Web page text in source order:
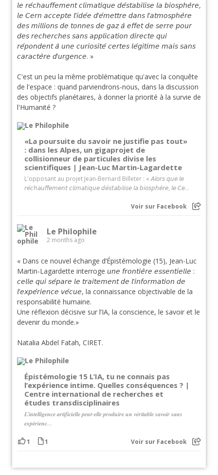
𝘭𝘦 𝘳𝘦́𝘤𝘩𝘢𝘶𝘧𝘧𝘦𝘮𝘦𝘯𝘵 𝘤𝘭𝘪𝘮𝘢𝘵𝘪𝘲𝘶𝘦 𝘥𝘦́𝘴𝘵𝘢𝘣𝘪𝘭𝘪𝘴𝘦 𝘭𝘢 𝘣𝘪𝘰𝘴𝘱𝘩𝘦̀𝘳𝘦,
𝘭𝘦 𝘊𝘦𝘳𝘯 𝘢𝘤𝘤𝘦𝘱𝘵𝘦 𝘭’𝘪𝘥𝘦́𝘦 𝘥’𝘦́𝘮𝘦𝘵𝘵𝘳𝘦 𝘥𝘢𝘯𝘴 𝘭’𝘢𝘵𝘮𝘰𝘴𝘱𝘩𝘦̀𝘳𝘦
𝘥𝘦𝘴 𝘮𝘪𝘭𝘭𝘪𝘰𝘯𝘴 𝘥𝘦 𝘵𝘰𝘯𝘯𝘦𝘴 𝘥𝘦 𝘨𝘢𝘻 𝘢̀ 𝘦𝘧𝘧𝘦𝘵 𝘥𝘦 𝘴𝘦𝘳𝘳𝘦 𝘱𝘰𝘶𝘳
𝘥𝘦𝘴 𝘳𝘦𝘤𝘩𝘦𝘳𝘤𝘩𝘦𝘴 𝘴𝘢𝘯𝘴 𝘢𝘱𝘱𝘭𝘪𝘤𝘢𝘵𝘪𝘰𝘯 𝘥𝘪𝘳𝘦𝘤𝘵𝘦 𝘲𝘶𝘪
𝘳𝘦́𝘱𝘰𝘯𝘥𝘦𝘯𝘵 𝘢̀ 𝘶𝘯𝘦 𝘤𝘶𝘳𝘪𝘰𝘴𝘪𝘵𝘦́ 𝘤𝘦𝘳𝘵𝘦𝘴 𝘭𝘦́𝘨𝘪𝘵𝘪𝘮𝘦 𝘮𝘢𝘪𝘴 𝘴𝘢𝘯𝘴
𝘤𝘢𝘳𝘢𝘤𝘵𝘦̀𝘳𝘦 𝘥’𝘶𝘳𝘨𝘦𝘯𝘤𝘦. »
C'est un peu la même problématique qu'avec la conquête
de l'espace : quand parviendrons-nous, dans la discussion
des objectifs planétaires, à donner la priorité à la survie de
l'Humanité ?
«La poursuite du savoir ne justifie pas tout»
: dans les Alpes, un gigaprojet de
collisionneur de particules divise les
scientifiques | Jean-Luc Martin-Lagardette
L'opposant au projet Jean-Bernard Billeter : « 𝘈𝘭𝘰𝘳𝘴 𝘲𝘶𝘦 𝘭𝘦
𝘳𝘦́𝘤𝘩𝘢𝘶𝘧𝘧𝘦𝘮𝘦𝘯𝘵 𝘤𝘭𝘪𝘮𝘢𝘵𝘪𝘲𝘶𝘦 𝘥𝘦́𝘴𝘵𝘢𝘣𝘪𝘭𝘪𝘴𝘦 𝘭𝘢 𝘣𝘪𝘰𝘴𝘱𝘩𝘦̀𝘳𝘦, 𝘭𝘦 𝘊𝘦...
Voir sur Facebook
Le Philophile
2 months ago
« Dans ce nouvel échange d’Épistémologie (15), Jean-Luc
Martin-Lagardette interroge 𝘶𝘯𝘦 𝘧𝘳𝘰𝘯𝘵𝘪𝘦̀𝘳𝘦 𝘦𝘴𝘴𝘦𝘯𝘵𝘪𝘦𝘭𝘭𝘦 :
𝘤𝘦𝘭𝘭𝘦 𝘲𝘶𝘪 𝘴𝘦́𝘱𝘢𝘳𝘦 𝘭𝘦 𝘵𝘳𝘢𝘪𝘵𝘦𝘮𝘦𝘯𝘵 𝘥𝘦 𝘭’𝘪𝘯𝘧𝘰𝘳𝘮𝘢𝘵𝘪𝘰𝘯 𝘥𝘦
𝘭’𝘦𝘹𝘱𝘦́𝘳𝘪𝘦𝘯𝘤𝘦 𝘷𝘦́𝘤𝘶𝘦, la connaissance objectivable de la
responsabilité humaine.
Une réflexion décisive sur l’IA, la conscience, le savoir et le
devenir du monde.»
Natalia Abdel Fatah, CIRET.
Épistémologie 15 L’IA, tu ne connais pas
l’expérience intime. Quelles conséquences ? |
Centre international de recherches et
études transdisciplinaires
𝑳’𝒊𝒏𝒕𝒆𝒍𝒍𝒊𝒈𝒆𝒏𝒄𝒆 𝒂𝒓𝒕𝒊𝒇𝒊𝒄𝒊𝒆𝒍𝒍𝒆 𝒑𝒆𝒖𝒕-𝒆𝒍𝒍𝒆 𝒑𝒓𝒐𝒅𝒖𝒊𝒓𝒆 𝒖𝒏 𝒗𝒆́𝒓𝒊𝒕𝒂𝒃𝒍𝒆 𝒔𝒂𝒗𝒐𝒊𝒓 𝒔𝒂𝒏𝒔
𝒆𝒙𝒑𝒆́𝒓𝒊𝒆𝒏𝒄...
1 1 Voir sur Facebook